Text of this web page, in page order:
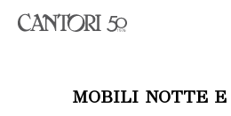
MOBILI NOTTE E